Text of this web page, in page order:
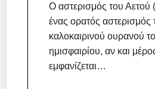
Ο αστερισμός του Αετού
ένας ορατός αστερισμός
καλοκαιρινού ουρανού
ημισφαιρίου, αν και
εμφανίζεται…